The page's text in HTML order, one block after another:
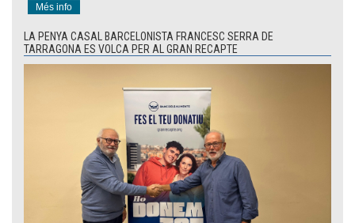
Més info
LA PENYA CASAL BARCELONISTA FRANCESC SERRA DE
TARRAGONA ES VOLCA PER AL GRAN RECAPTE